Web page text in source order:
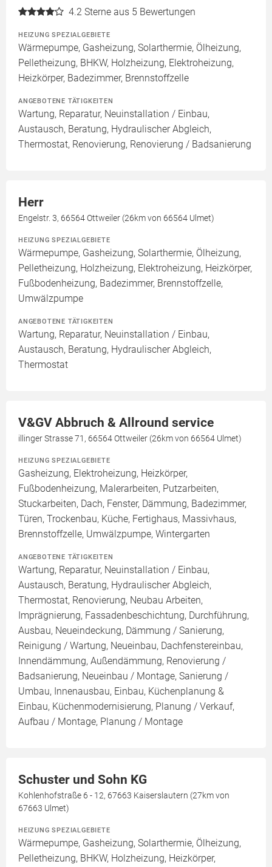
4.2 Sterne aus 5 Bewertungen
HEIZUNG SPEZIALGEBIETE
Wärmepumpe, Gasheizung, Solarthermie, Ölheizung,
Pelletheizung, BHKW, Holzheizung, Elektroheizung,
Heizkörper, Badezimmer, Brennstoffzelle
ANGEBOTENE TÄTIGKEITEN
Wartung, Reparatur, Neuinstallation / Einbau,
Austausch, Beratung, Hydraulischer Abgleich,
Thermostat, Renovierung, Renovierung / Badsanierung
Herr
Engelstr. 3, 66564 Ottweiler (26km von 66564 Ulmet)
HEIZUNG SPEZIALGEBIETE
Wärmepumpe, Gasheizung, Solarthermie, Ölheizung,
Pelletheizung, Holzheizung, Elektroheizung, Heizkörper,
Fußbodenheizung, Badezimmer, Brennstoffzelle,
Umwälzpumpe
ANGEBOTENE TÄTIGKEITEN
Wartung, Reparatur, Neuinstallation / Einbau,
Austausch, Beratung, Hydraulischer Abgleich,
Thermostat
V&GV Abbruch & Allround service
illinger Strasse 71, 66564 Ottweiler (26km von 66564 Ulmet)
HEIZUNG SPEZIALGEBIETE
Gasheizung, Elektroheizung, Heizkörper,
Fußbodenheizung, Malerarbeiten, Putzarbeiten,
Stuckarbeiten, Dach, Fenster, Dämmung, Badezimmer,
Türen, Trockenbau, Küche, Fertighaus, Massivhaus,
Brennstoffzelle, Umwälzpumpe, Wintergarten
ANGEBOTENE TÄTIGKEITEN
Wartung, Reparatur, Neuinstallation / Einbau,
Austausch, Beratung, Hydraulischer Abgleich,
Thermostat, Renovierung, Neubau Arbeiten,
Imprägnierung, Fassadenbeschichtung, Durchführung,
Ausbau, Neueindeckung, Dämmung / Sanierung,
Reinigung / Wartung, Neueinbau, Dachfenstereinbau,
Innendämmung, Außendämmung, Renovierung /
Badsanierung, Neueinbau / Montage, Sanierung /
Umbau, Innenausbau, Einbau, Küchenplanung &
Einbau, Küchenmodernisierung, Planung / Verkauf,
Aufbau / Montage, Planung / Montage
Schuster und Sohn KG
Kohlenhofstraße 6 - 12, 67663 Kaiserslautern (27km von
67663 Ulmet)
HEIZUNG SPEZIALGEBIETE
Wärmepumpe, Gasheizung, Solarthermie, Ölheizung,
Pelletheizung, BHKW, Holzheizung, Heizkörper,